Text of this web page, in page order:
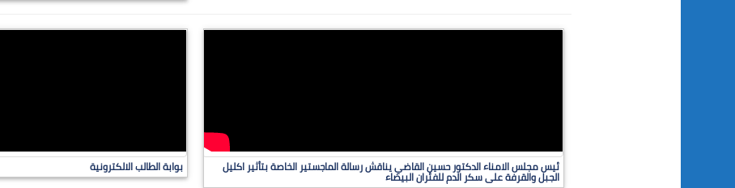
ئيس مجلس الامناء الدكتور حسين القاضي يناقش رسالة الماجستير الخاصة بتأثير اكليل
الجبل والقرفة على سكر الدم للفئران البيضاء
بوابة الطالب الالكترونية